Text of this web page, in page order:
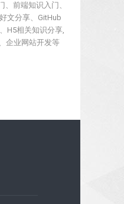
前端知识入门、
文分享、GitHub
H5相关知识分享,
企业网站开发等